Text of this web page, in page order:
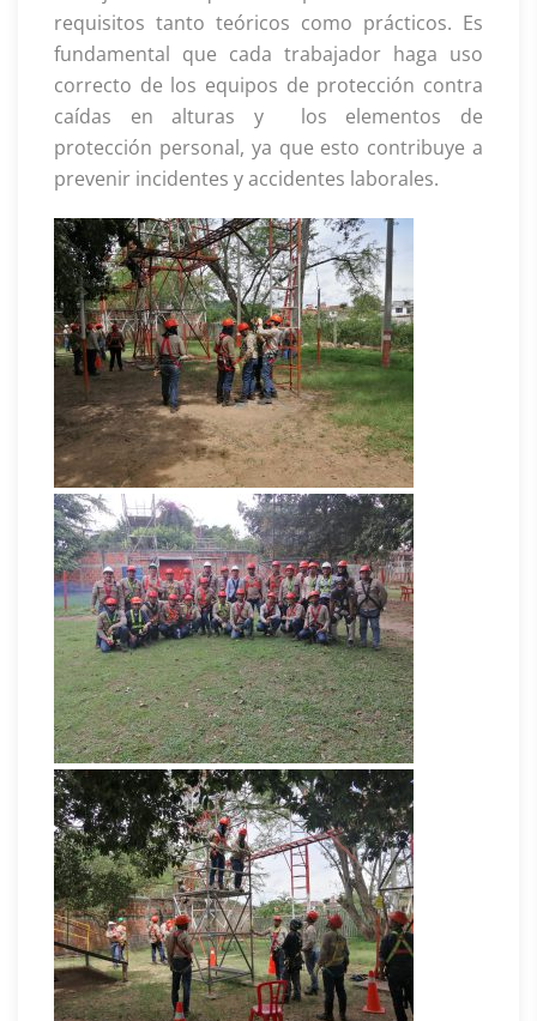
requisitos tanto teóricos como prácticos. Es
fundamental que cada trabajador haga uso
correcto de los equipos de protección contra
caídas en alturas y los elementos de
protección personal, ya que esto contribuye a
prevenir incidentes y accidentes laborales.